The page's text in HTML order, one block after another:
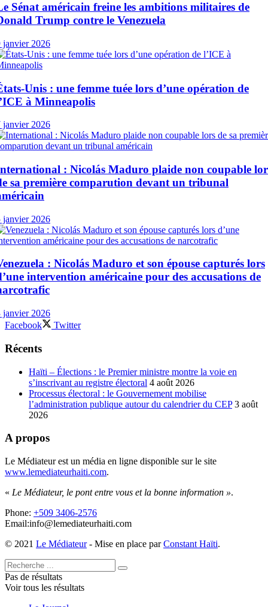
Sénat américain freine les ambitions militaires de
Trump contre le Venezuela
janvier 2026
Unis : une femme tuée lors d’une opération de
à Minneapolis
janvier 2026
: Nicolás Maduro plaide non coupable
sa première comparution devant un tribunal
janvier 2026
: Nicolás Maduro et son épouse capturés lors
intervention américaine pour des accusations de
janvier 2026
Facebook
Twitter
Récents
Haïti – Élections : le Premier ministre montre la voie en
s’inscrivant au registre électoral 4 août 2026
Processus électoral : le Gouvernement mobilise
l’administration publique autour du calendrier du CEP 3 août
2026
A propos
Le Médiateur est un média en ligne disponible sur le site
www.lemediateurhaiti.com.
« Le Médiateur, le pont entre vous et la bonne information ».
Phone: +509 3406-2576
Email:info@lemediateurhaiti.com
© 2021 Le Médiateur- Mise en place parConstant Haïti.
Pas de résultats
Voir tous les résultats